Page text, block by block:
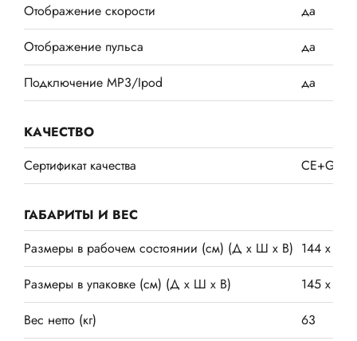
Отображение скорости
да
Отображение пульса
да
Подключение MP3/Ipod
да
КАЧЕСТВО
Сертификат качества
CE+GS
ГАБАРИТЫ И ВЕС
Размеры в рабочем состоянии (см) (Д х Ш х В) 144 х 75
Размеры в упаковке (см) (Д х Ш х В)
145 х 45
Вес нетто (кг)
63